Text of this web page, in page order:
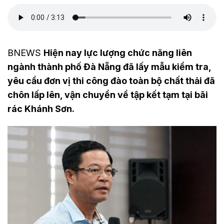
BNEWS Hiện nay lực lượng chức năng liên
ngành thành phố Đà Nẵng đã lấy mẫu kiểm tra,
yêu cầu đơn vị thi công đào toàn bộ chất thải đã
chôn lấp lên, vận chuyển về tập kết tạm tại bãi
rác Khánh Sơn.